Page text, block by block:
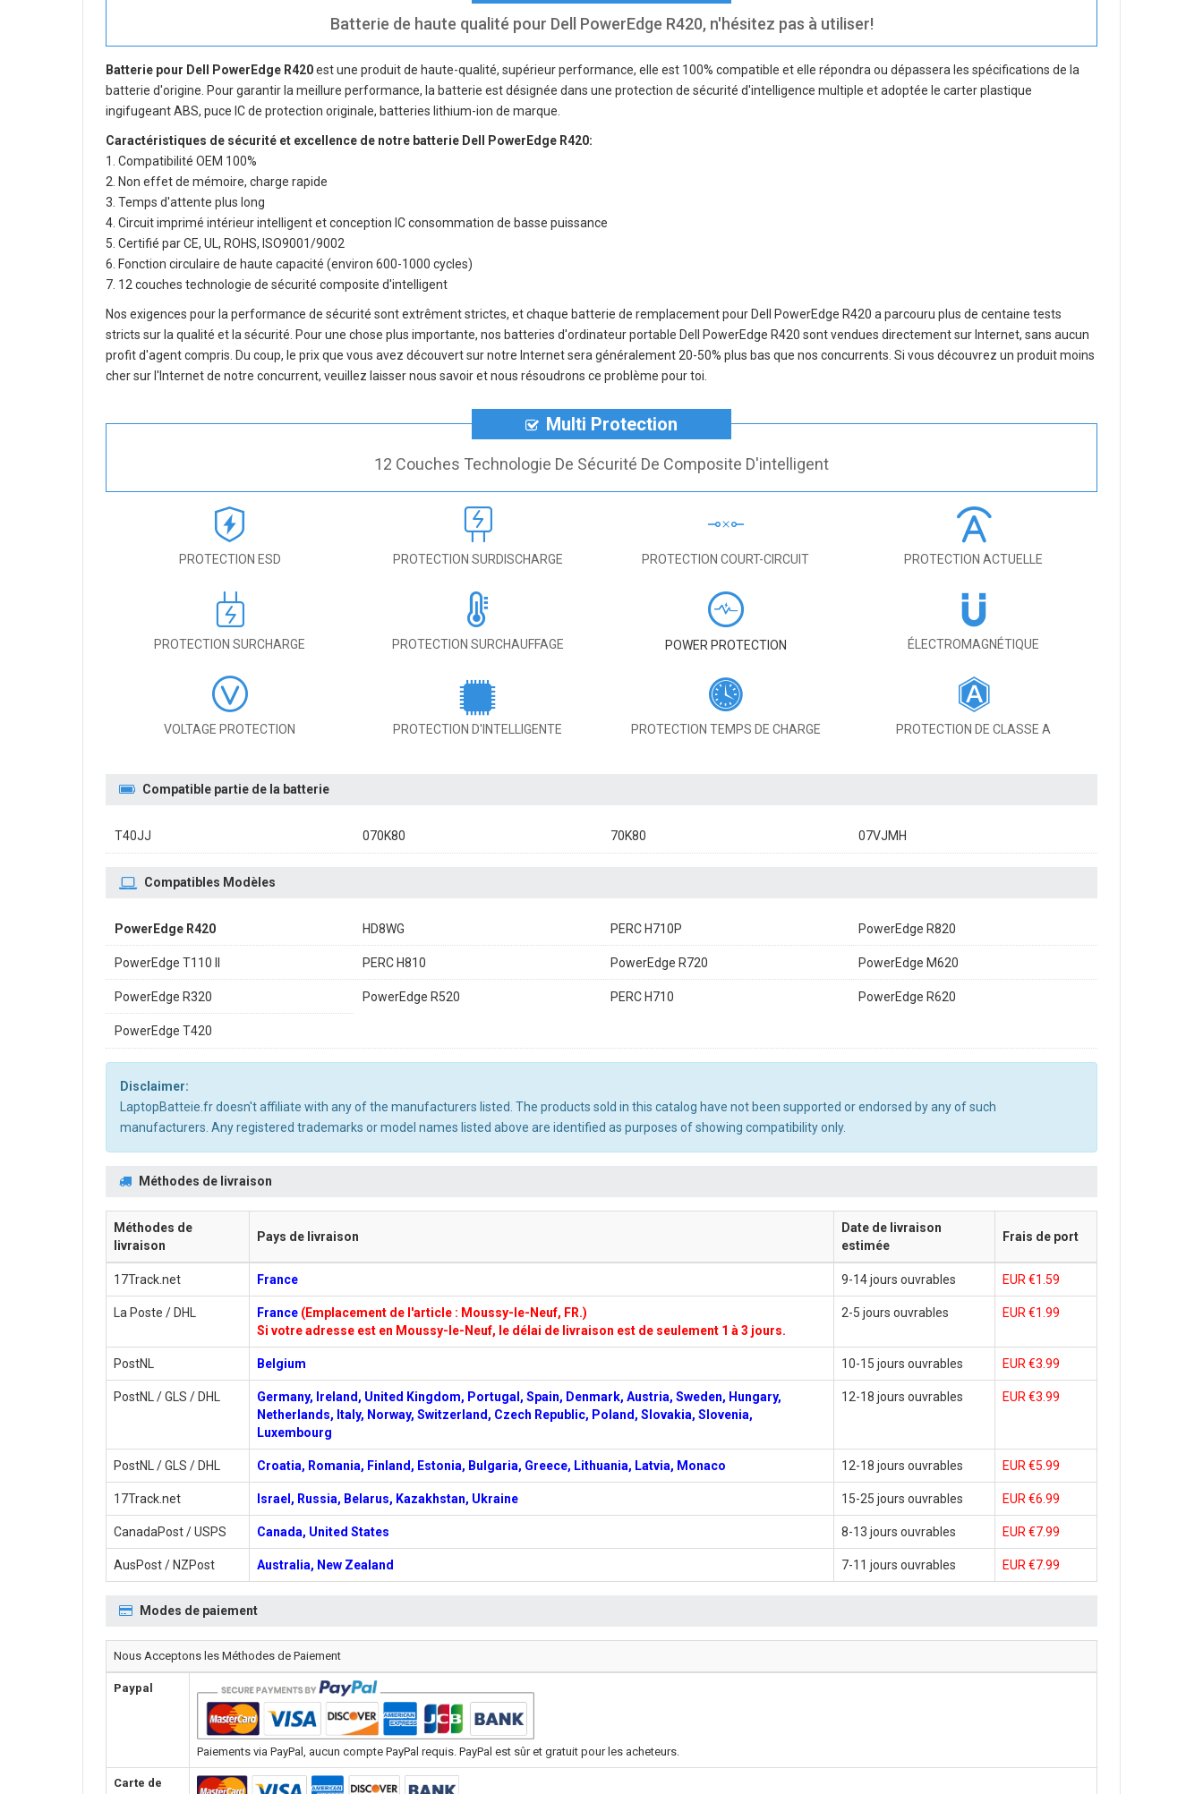
Batterie de haute qualité pour Dell PowerEdge R420, n'hésitez pas à utiliser!
Batterie pour Dell PowerEdge R420est une produit de haute-qualité, supérieur performance, elle est 100% compatible et elle répondra ou dépassera les spécifications de la
batterie d'origine. Pour garantir la meillure performance, la batterie est désignée dans une protection de sécurité d'intelligence multiple et adoptée le carter plastique
ingifugeant ABS, puce IC de protection originale, batteries lithium-ion de marque.
Caractéristiques de sécurité et excellence de notre batterie Dell PowerEdge R420:
1. Compatibilité OEM 100%
2. Non effet de mémoire, charge rapide
3. Temps d'attente plus long
4. Circuit imprimé intérieur intelligent et conception IC consommation de basse puissance
5. Certifié par CE, UL, ROHS, ISO9001/9002
6. Fonction circulaire de haute capacité (environ 600-1000 cycles)
7. 12 couches technologie de sécurité composite d'intelligent
Nos exigences pour la performance de sécurité sont extrêment strictes, et chaque batterie de remplacement pour Dell PowerEdge R420 a parcouru plus de centaine tests
stricts sur la qualité et la sécurité. Pour une chose plus importante, nos batteries d'ordinateur portable Dell PowerEdge R420 sont vendues directement sur Internet, sans aucun
profit d'agent compris. Du coup, le prix que vous avez découvert sur notre Internet sera généralement 20-50% plus bas que nos concurrents. Si vous découvrez un produit moins
cher sur l'Internet de notre concurrent, veuillez laisser nous savoir et nous résoudrons ce problème pour toi.
Multi Protection
12 Couches Technologie De Sécurité De Composite D'intelligent
PROTECTION ESD PROTECTION SURDISCHARGE PROTECTION COURT-CIRCUIT PROTECTION ACTUELLE
PROTECTION SURCHARGE PROTECTION SURCHAUFFAGE POWER PROTECTION ÉLECTROMAGNÉTIQUE
VOLTAGE PROTECTION PROTECTION D'INTELLIGENTE PROTECTION TEMPS DE CHARGE PROTECTION DE CLASSE A
Compatible partie de la batterie
T40JJ 070K80 70K80 07VJMH
Compatibles Modèles
PowerEdge R420 HD8WG PERC H710P PowerEdge R820
PowerEdge T110 II PERC H810 PowerEdge R720 PowerEdge M620
PowerEdge R320 PowerEdge R520 PERC H710 PowerEdge R620
PowerEdge T420
Disclaimer:
LaptopBatteie.fr doesn't affiliate with any of the manufacturers listed. The products sold in this catalog have not been supported or endorsed by any of such
manufacturers. Any registered trademarks or model names listed above are identified as purposes of showing compatibility only.
Méthodes de livraison
Méthodes de
livraison
Pays de livraison
Date de livraison
estimée
Frais de port
17Track.net France 9-14 jours ouvrables EUR €1.59
La Poste / DHL France (Emplacement de l'article : Moussy-le-Neuf, FR.)
Si votre adresse est en Moussy-le-Neuf, le délai de livraison est de seulement 1 à 3 jours.
2-5 jours ouvrables EUR €1.99
PostNL Belgium 10-15 jours ouvrables EUR €3.99
PostNL / GLS / DHL
Germany, Ireland, United Kingdom, Portugal, Spain, Denmark, Austria, Sweden, Hungary,
Netherlands, Italy, Norway, Switzerland, Czech Republic, Poland, Slovakia, Slovenia,
Luxembourg
12-18 jours ouvrables EUR €3.99
PostNL / GLS / DHL Croatia, Romania, Finland, Estonia, Bulgaria, Greece, Lithuania, Latvia, Monaco 12-18 jours ouvrables EUR €5.99
17Track.net Israel, Russia, Belarus, Kazakhstan, Ukraine 15-25 jours ouvrables EUR €6.99
CanadaPost / USPS Canada, United States 8-13 jours ouvrables EUR €7.99
AusPost / NZPost Australia, New Zealand 7-11 jours ouvrables EUR €7.99
Modes de paiement
Nous Acceptons les Méthodes de Paiement
Paypal
Paiements via PayPal, aucun compte PayPal requis. PayPal est sûr et gratuit pour les acheteurs.
Carte de